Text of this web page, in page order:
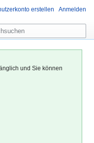
und Sie können
erstellen Anmelden